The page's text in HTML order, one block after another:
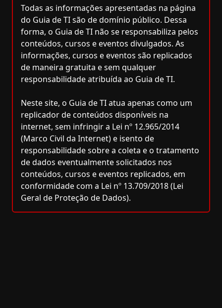
Todas as informações apresentadas na página
do Guia de TI são de domínio público. Dessa
forma, o Guia de TI não se responsabiliza pelos
conteúdos, cursos e eventos divulgados. As
informações, cursos e eventos são replicados
de maneira gratuita e sem qualquer
responsabilidade atribuída ao Guia de TI.
Neste site, o Guia de TI atua apenas como um
replicador de conteúdos disponíveis na
internet, sem infringir a Lei nº 12.965/2014
(Marco Civil da Internet) e isento de
responsabilidade sobre a coleta e o tratamento
de dados eventualmente solicitados nos
conteúdos, cursos e eventos replicados, em
conformidade com a Lei nº 13.709/2018 (Lei
Geral de Proteção de Dados).